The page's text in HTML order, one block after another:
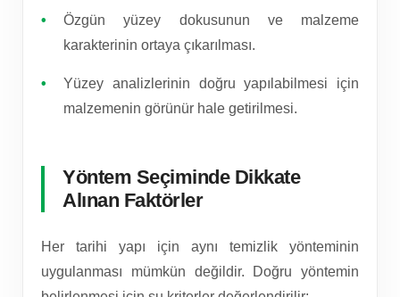
Özgün yüzey dokusunun ve malzeme
karakterinin ortaya çıkarılması.
Yüzey analizlerinin doğru yapılabilmesi için
malzemenin görünür hale getirilmesi.
Yöntem Seçiminde Dikkate
Alınan Faktörler
Her tarihi yapı için aynı temizlik yönteminin
uygulanması mümkün değildir. Doğru yöntemin